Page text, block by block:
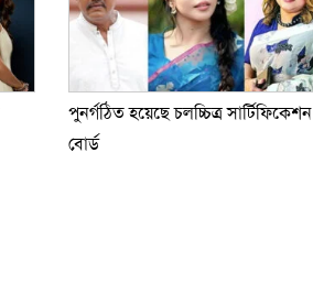
পুনর্গঠিত হয়েছে চলচ্চিত্র সার্টিফিকেশন
বোর্ড